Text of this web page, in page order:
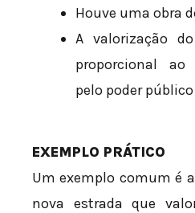
Houve uma obra
A valorização
proporcional
pelo poder público
EXEMPLO PRÁTICO
Um exemplo comum é
nova estrada que